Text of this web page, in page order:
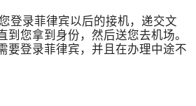
登录菲律宾以后的接机，递交文
到您拿到身份，然后送您去机场。
要登录菲律宾，并且在办理中途不